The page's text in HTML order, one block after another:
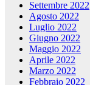
Settembre 2022
Agosto 2022
Luglio 2022
Giugno 2022
Maggio 2022
Aprile 2022
Marzo 2022
Febbraio 2022